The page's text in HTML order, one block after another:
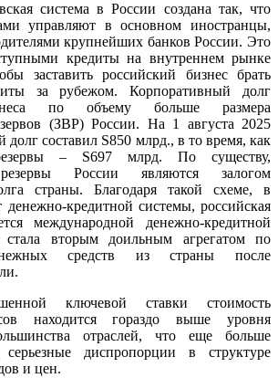
система в России создана так, что
управляют в основном иностранцы,
крупнейших банков России. Это
кредиты на внутреннем рынке
заставить российский бизнес брать
за рубежом. Корпоративный долг
по объему больше размера
(ЗВР) России. На 1 августа 2025
долг составил S850 млрд., в то время, как
– S697 млрд. По существу,
России являются залогом
страны. Благодаря такой схеме, в
денежно-кредитной системы, российская
международной денежно-кредитной
стала вторым доильным агрегатом по
средств из страны после
ключевой ставки стоимость
находится гораздо выше уровня
отраслей, что еще больше
диспропорции в структуре
и цен.